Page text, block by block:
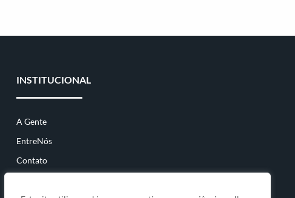
INSTITUCIONAL
A Gente
EntreNós
Contato